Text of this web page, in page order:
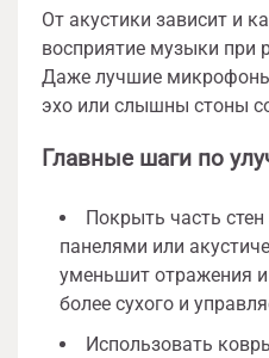
От акустики зависит и
восприятие музыки при
Даже лучшие микрофоны
эхо или слышны стоны
Главные шаги по
Покрыть часть
панелями или
уменьшит отражения
более сухого и
Использовать